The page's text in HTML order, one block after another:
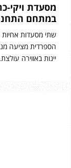
מסעדת ויקי-
במתחם
שתי מסעדות
הספרדית מציעה
יינות באווירה